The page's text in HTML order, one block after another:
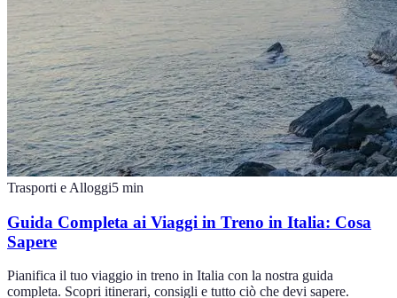
Trasporti e Alloggi5 min
Guida Completa ai Viaggi in Treno in Italia: Cosa
Sapere
Pianifica il tuo viaggio in treno in Italia con la nostra guida
completa. Scopri itinerari, consigli e tutto ciò che devi sapere.